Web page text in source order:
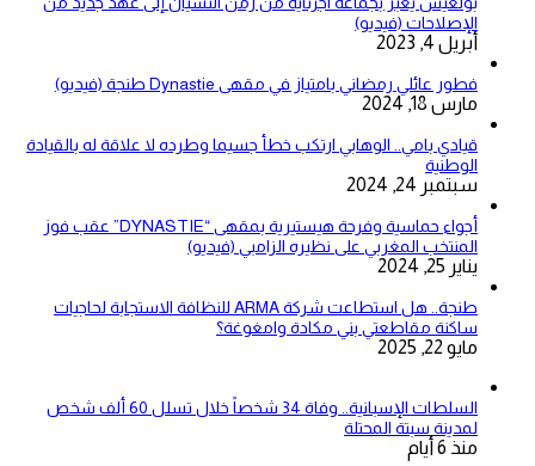
الإصلاحات (فيديو)
أبريل 4, 2023
فطور عائلي رمضاني بامتياز في مقهى Dynastie طنجة (فيديو)
مارس 18, 2024
قيادي بامي.. الوهابي ارتكب خطأ جسيما وطرده لا علاقة له بالقيادة
الوطنية
سبتمبر 24, 2024
أجواء حماسية وفرحة هيستيرية بمقهى “DYNASTIE” عقب فوز
المنتخب المغربي على نظيره الزامبي (فيديو)
يناير 25, 2024
طنجة.. هل استطاعت شركة ARMA للنظافة الاستجابة لحاجيات
ساكنة مقاطعتي بني مكادة وامغوغة؟
مايو 22, 2025
السلطات الإسبانية.. وفاة 34 شخصاً خلال تسلل 60 ألف شخص
لمدينة سبتة المحتلة
منذ 6 أيام